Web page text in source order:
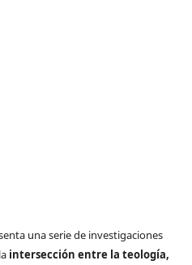
una serie de investigaciones
intersección entre la teología,